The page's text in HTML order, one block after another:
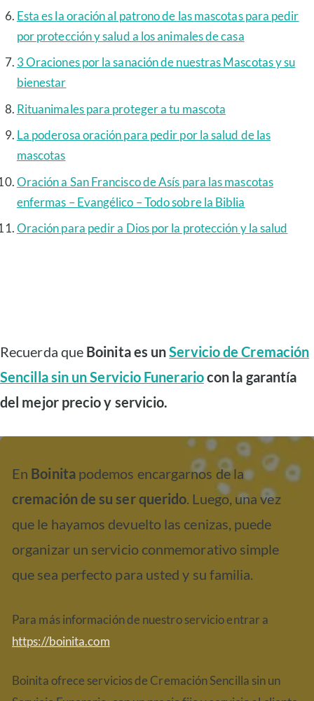
Esta es la oración al patrono de las mascotas para pedir
por protección y salud a los animales de casa
3 Oraciones por la sanación de nuestras Mascotas y su
bienestar
Rituanimales para proteger a tu mascota
La poderosa oración para pedir por la salud de las
mascotas
Oración a San Francisco de Asís para las mascotas
enfermas – Evangélico – Todo sobre la Biblia
Oración para pedir a Dios por la protección y la salud
Recuerda que Boinita es unServicio de Cremación
Sencilla sin un Servicio Funerariocon la garantía
del mejor precio y servicio.
En Boinita podemos encargarnos de la
cremación de su ser querido. Luego, una vez
que le hayamos devuelto las cenizas, puede
organizar un servicio conmemorativo simple
que sea perfecto para usted y su familia.
Para más información de nuestro servicio entrar a
https://boinita.com
Boinita ofrece servicios de Cremación Sencilla sin un